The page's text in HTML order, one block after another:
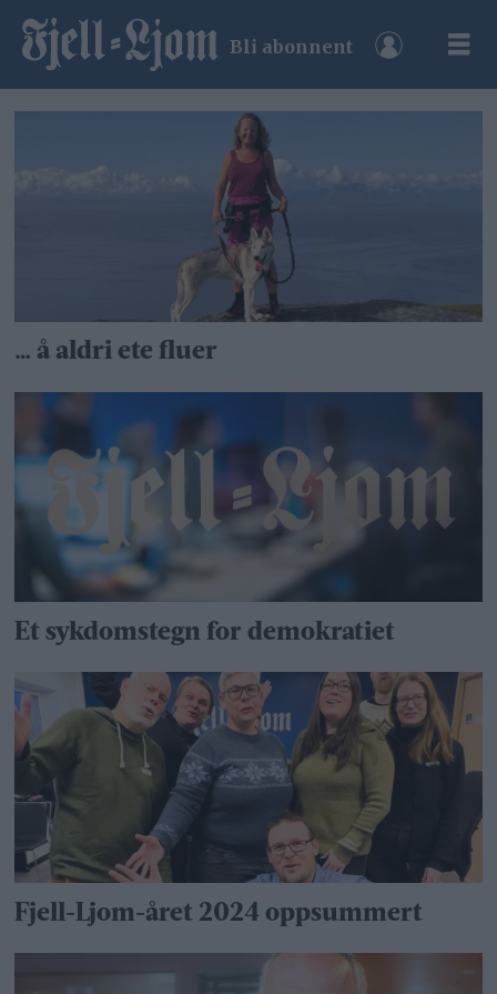
Bli abonnent
Tag:
leserinnlegg
… å aldri ete fluer
Et sykdomstegn for demokratiet
Fjell-Ljom-året 2024 oppsummert